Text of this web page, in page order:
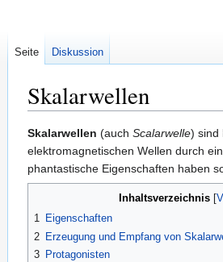
Skalarwellen
Zur
Navigation
springen
Zur
Suche
springen
Skalarwellen (auch Scalarwelle) sind
elektromagnetischen Wellen durch
phantastische Eigenschaften haben
Inhaltsverzeichnis
1 Eigenschaften
2 Erzeugung und Empfang von
3 Protagonisten
Seite Diskussion